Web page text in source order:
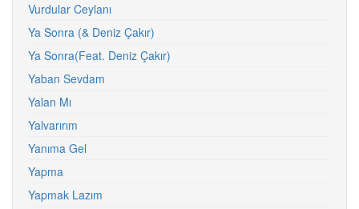
Vurdular Ceylanı
Ya Sonra (& Deniz Çakır)
Ya Sonra(Feat. Deniz Çakır)
Yaban Sevdam
Yalan Mı
Yalvarırım
Yanıma Gel
Yapma
Yapmak Lazım